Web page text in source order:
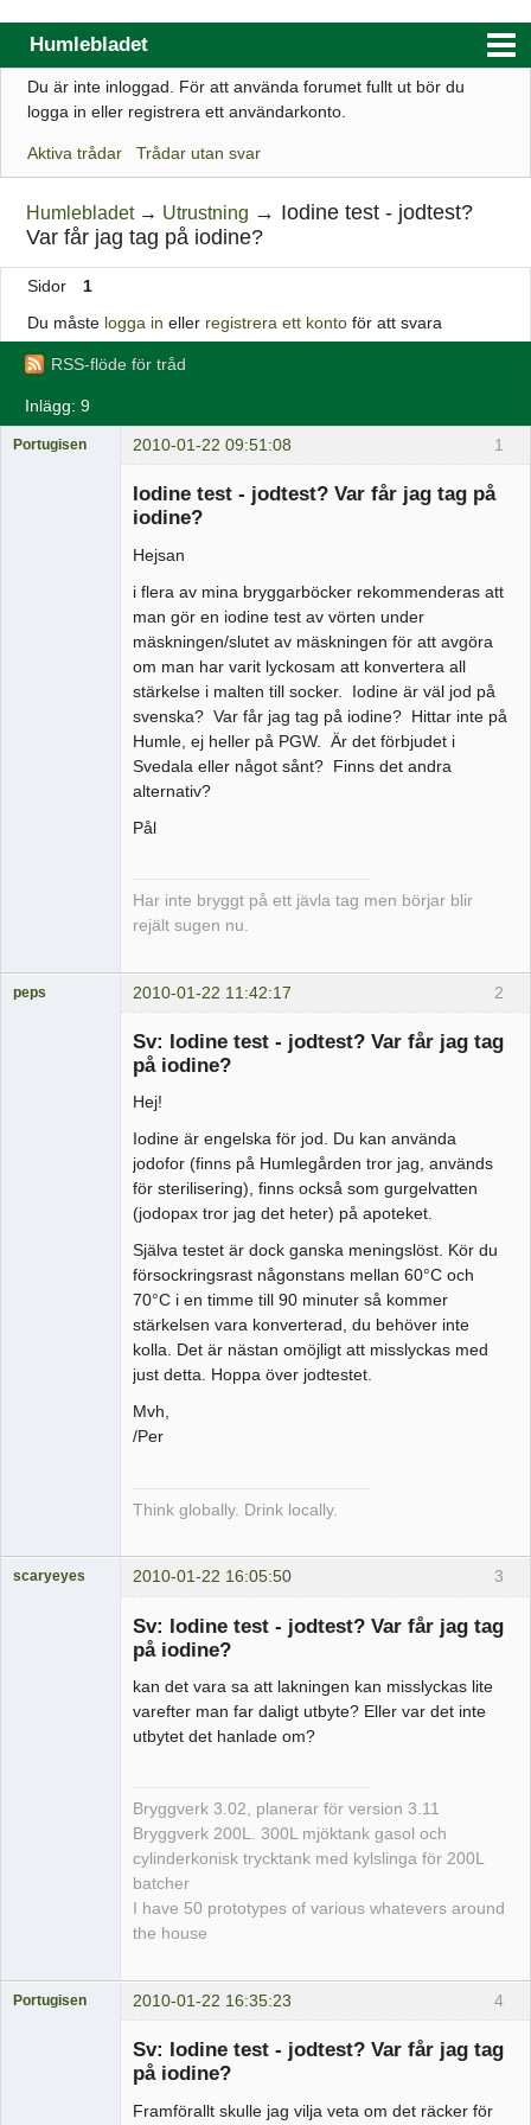
Humlebladet
Index
Regler
Sök
Registrera ett konto
Webbutik
Du är inte inloggad. För att använda forumet fullt ut bör du
logga in eller registrera ett användarkonto.
Aktiva trådar Trådar utan svar
Humlebladet → Utrustning → Iodine test - jodtest?
Var får jag tag på iodine?
Sidor
1
Du måste logga in eller registrera ett kontoför att svara
RSS-flöde för tråd
Inlägg: 9
1
Portugisen 2010-01-22 09:51:08
Iodine test - jodtest? Var får jag tag på
iodine?
Hejsan
i flera av mina bryggarböcker rekommenderas att
man gör en iodine test av vörten under
mäskningen/slutet av mäskningen för att avgöra
om man har varit lyckosam att konvertera all
stärkelse i malten till socker. Iodine är väl jod på
svenska? Var får jag tag på iodine? Hittar inte på
Humle, ej heller på PGW. Är det förbjudet i
Svedala eller något sånt? Finns det andra
alternativ?
Pål
Har inte bryggt på ett jävla tag men börjar blir
rejält sugen nu.
2
peps 2010-01-22 11:42:17
Sv: Iodine test - jodtest? Var får jag tag
på iodine?
Hej!
Iodine är engelska för jod. Du kan använda
jodofor (finns på Humlegården tror jag, används
för sterilisering), finns också som gurgelvatten
(jodopax tror jag det heter) på apoteket.
Själva testet är dock ganska meningslöst. Kör du
försockringsrast någonstans mellan 60°C och
70°C i en timme till 90 minuter så kommer
stärkelsen vara konverterad, du behöver inte
kolla. Det är nästan omöjligt att misslyckas med
just detta. Hoppa över jodtestet.
Mvh,
/Per
Think globally. Drink locally.
3
scaryeyes 2010-01-22 16:05:50
Sv: Iodine test - jodtest? Var får jag tag
på iodine?
kan det vara sa att lakningen kan misslyckas lite
varefter man far daligt utbyte? Eller var det inte
utbytet det hanlade om?
Bryggverk 3.02, planerar för version 3.11
Bryggverk 200L. 300L mjöktank gasol och
cylinderkonisk trycktank med kylslinga för 200L
batcher
I have 50 prototypes of various whatevers around
the house
4
Portugisen 2010-01-22 16:35:23
Sv: Iodine test - jodtest? Var får jag tag
på iodine?
Framförallt skulle jag vilja veta om det räcker för